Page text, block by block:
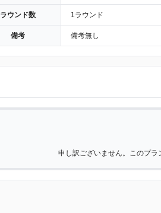
ラウンド数 1ラウンド
備考 備考無し
申し訳ございません。このプ